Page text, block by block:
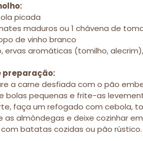
picada
maduros ou 1 chávena de
de vinho branco
ervas aromáticas (tomilho,
preparação:
a carne desfiada com o pão
bolas pequenas e frite-as
faça um refogado com cebola,
as almôndegas e deixe cozinhar
com batatas cozidas ou pão rústico.